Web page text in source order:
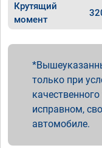
Крутящий
момент
только при
исправном,
автомобиле.